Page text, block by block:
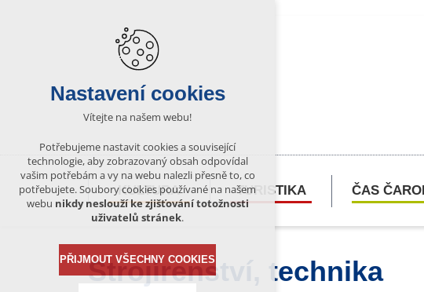
KULTURA TURISTIKA ČAS
Strojírenství, technika
Nastavení cookies
Vítejte na našem webu!
Potřebujeme nastavit cookies a související
technologie, aby zobrazovaný obsah odpovídal
vašim potřebám a vy na webu nalezli přesně to, co
potřebujete. Soubory cookies používané na našem
webu nikdy neslouží ke zjišťování totožnosti
uživatelů stránek.
PŘIJMOUT VŠECHNY COOKIES